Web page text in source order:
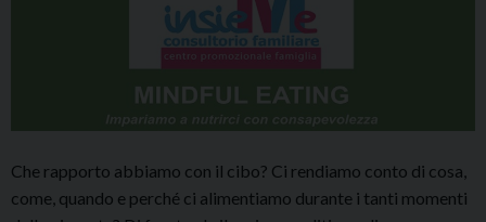
Che rapporto abbiamo con il cibo? Ci rendiamo conto di cosa,
come, quando e perché ci alimentiamo durante i tanti momenti